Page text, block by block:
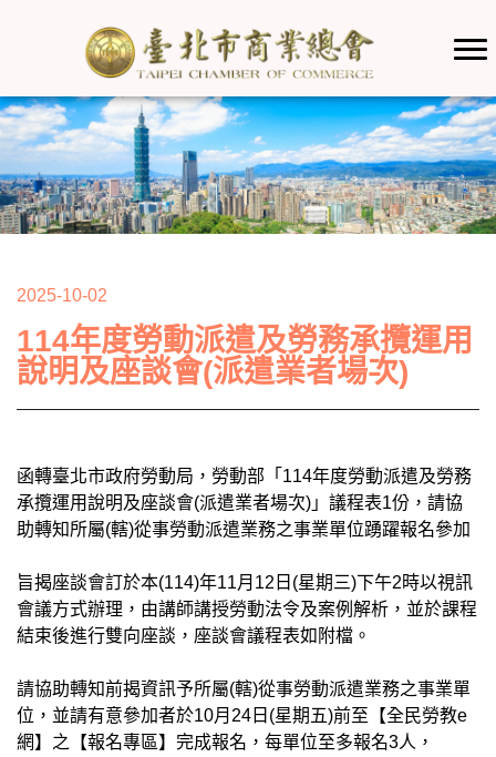
2025-10-02
114年度勞動派遣及勞務承攬運用
說明及座談會(派遣業者場次)
函轉臺北市政府勞動局，勞動部「114年度勞動派遣及勞務
承攬運用說明及座談會(派遣業者場次)」議程表1份，請協
助轉知所屬(轄)從事勞動派遣業務之事業單位踴躍報名參加
旨揭座談會訂於本(114)年11月12日(星期三)下午2時以視訊
會議方式辦理，由講師講授勞動法令及案例解析，並於課程
結束後進行雙向座談，座談會議程表如附檔。
請協助轉知前揭資訊予所屬(轄)從事勞動派遣業務之事業單
位，並請有意參加者於10月24日(星期五)前至【全民勞教e
網】之【報名專區】完成報名，每單位至多報名3人，